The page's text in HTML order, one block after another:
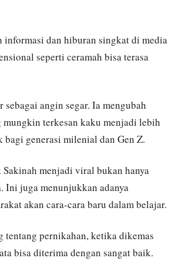
informasi dan hiburan singkat di media
seperti ceramah bisa terasa
sebagai angin segar. Ia mengubah
mungkin terkesan kaku menjadi lebih
bagi generasi milenial dan Gen Z.
menjadi viral bukan hanya
Ini juga menunjukkan adanya
akan cara-cara baru dalam belajar.
tentang pernikahan, ketika dikemas
bisa diterima dengan sangat baik.